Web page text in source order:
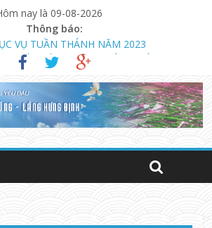
nay là 09-08-2026
Thông báo:
VỤ TUẦN THÁNH NĂM 2023
GIÁO LÝ DỰ TÒNG HÔN NHÂN
GIẢNG KHÓA GIÁO LÝ DỰ TÒNG VÀ
GIỜ)